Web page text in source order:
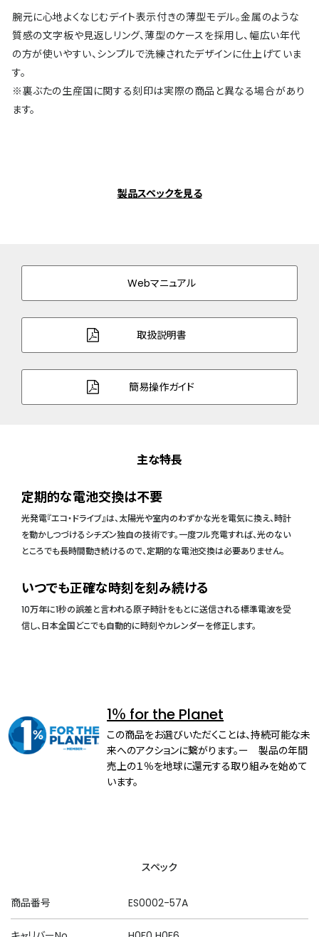
腕元に心地よくなじむデイト表示付きの薄型モデル。金属のような
質感の文字板や見返しリング、薄型のケースを採用し、幅広い年代
の方が使いやすい、シンプルで洗練されたデザインに仕上げていま
す。
※裏ぶたの生産国に関する刻印は実際の商品と異なる場合があり
ます。
製品スペックを見る
Webマニュアル
取扱説明書
簡易操作ガイド
主な特長
定期的な電池交換は不要
光発電『エコ・ドライブ』は、太陽光や室内のわずかな光を電気に換え、時計
を動かしつづけるシチズン独自の技術です。一度フル充電すれば、光のない
ところでも長時間動き続けるので、定期的な電池交換は必要ありません。
いつでも正確な時刻を刻み続ける
10万年に1秒の誤差と言われる原子時計をもとに送信される標準電波を受
信し、日本全国どこでも自動的に時刻やカレンダーを修正します。
1％ for the Planet
この商品をお選びいただくことは、持続可能な未
来へのアクションに繋がります。ー 製品の年間
売上の１％を地球に還元する取り組みを始めて
います。
スペック
商品番号 ES0002-57A